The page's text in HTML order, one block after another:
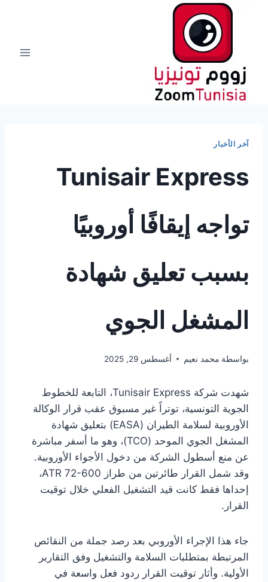
آخر الأخبار
Tunisair Express
تواجه إيقافًا أوروبيًا
بسبب تعليق شهادة
المشغل الجوي
بواسطة محمد نعيم أغسطس 29, 2025
شهدت شركة Tunisair Express، التابعة للخطوط
الجوية التونسية، توتراً غير مسبوق عقب قرار الوكالة
الأوروبية لسلامة الطيران (EASA) بتعليق شهادة
المشغل الجوي الموحد (TCO)، وهو ما أسفر مباشرة
عن منع أسطول الشركة من دخول الأجواء الأوروبية.
وقد شمل القرار طائرتين من طراز ATR 72-600،
إحداها فقط كانت قيد التشغيل الفعلي خلال توقيت
القرار.
جاء هذا الإجراء الأوروبي بعد رصد جملة من النقائص
المرتبطة بمتطلبات السلامة والتشغيل وفق التقارير
الأولية. وأثار توقيت القرار ردود فعل واسعة في